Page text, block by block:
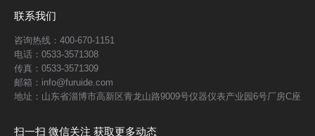
联系我们
咨询热线：400-670-1151
电话：0533-3571308
传真：0533-3571309
邮箱：info@furuide.com
地址：山东省淄博市高新区青龙山路9009号仪器仪表产业园6号厂房C座
扫一扫 微信关注 获取更多动态